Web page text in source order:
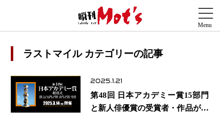
ラストマイル カテゴリーの記事
2025.1.21
第48回 日本アカデミー賞15部門
と新人俳優賞の受賞者・作品が発